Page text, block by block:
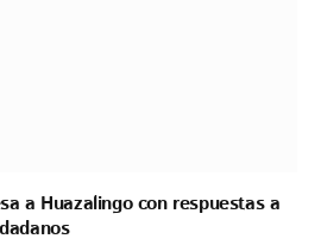
a Huazalingo con respuestas a